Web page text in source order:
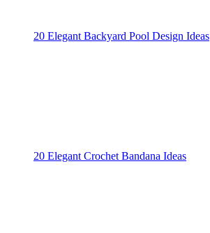
20 Elegant Backyard Pool Design Ideas
20 Elegant Crochet Bandana Ideas